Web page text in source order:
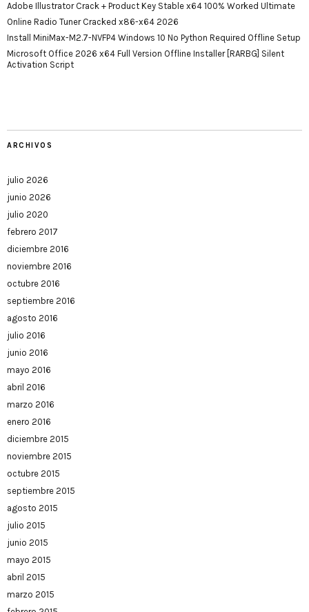
Adobe Illustrator Crack + Product Key Stable x64 100% Worked Ultimate
Online Radio Tuner Cracked x86-x64 2026
Install MiniMax-M2.7-NVFP4 Windows 10 No Python Required Offline Setup
Microsoft Office 2026 x64 Full Version Offline Installer [RARBG] Silent
Activation Script
ARCHIVOS
julio 2026
junio 2026
julio 2020
febrero 2017
diciembre 2016
noviembre 2016
octubre 2016
septiembre 2016
agosto 2016
julio 2016
junio 2016
mayo 2016
abril 2016
marzo 2016
enero 2016
diciembre 2015
noviembre 2015
octubre 2015
septiembre 2015
agosto 2015
julio 2015
junio 2015
mayo 2015
abril 2015
marzo 2015